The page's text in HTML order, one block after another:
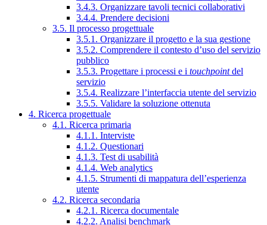
3.4.3. Organizzare tavoli tecnici collaborativi
3.4.4. Prendere decisioni
3.5. Il processo progettuale
3.5.1. Organizzare il progetto e la sua gestione
3.5.2. Comprendere il contesto d’uso del servizio
pubblico
3.5.3. Progettare i processi e i touchpointdel
servizio
3.5.4. Realizzare l’interfaccia utente del servizio
3.5.5. Validare la soluzione ottenuta
4. Ricerca progettuale
4.1. Ricerca primaria
4.1.1. Interviste
4.1.2. Questionari
4.1.3. Test di usabilità
4.1.4. Web analytics
4.1.5. Strumenti di mappatura dell’esperienza
utente
4.2. Ricerca secondaria
4.2.1. Ricerca documentale
4.2.2. Analisi benchmark